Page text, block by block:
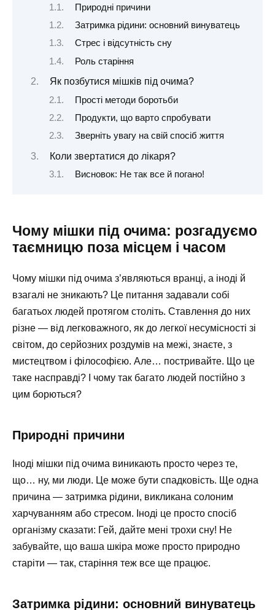
Природні причини
Затримка рідини: основний винуватець
Стрес і відсутність сну
Роль старіння
Як позбутися мішків під очима?
Прості методи боротьби
Продукти, що варто спробувати
Зверніть увагу на свій спосіб життя
Коли звертатися до лікаря?
Висновок: Не так все й погано!
Чому мішки під очима: розгадуємо
таємницю поза місцем і часом
Чому мішки під очима з’являються вранці, а іноді й
взагалі не зникають? Це питання задавали собі
багатьох людей протягом століть. Ставлення до них
різне — від легковажного, як до легкої несумісності зі
світом, до серйозних роздумів на межі, знаєте, з
мистецтвом і філософією. Але… постривайте. Що це
таке насправді? І чому так багато людей постійно з
цим борються?
Природні причини
Іноді мішки під очима виникають просто через те,
що… ну, ми люди. Це може бути спадковість. Ще одна
причина — затримка рідини, викликана солоним
харчуванням або стресом. Іноді це просто спосіб
організму сказати: Гей, дайте мені трохи сну! Не
забувайте, що ваша шкіра може просто природно
старіти — так, старіння теж все ще працює.
Затримка рідини: основний винуватець